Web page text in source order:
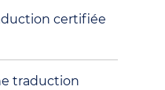
certifiée
traduction